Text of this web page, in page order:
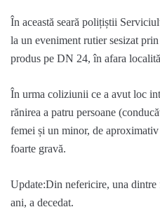
În această seară polițiștii
la un eveniment rutier sesizat
produs pe DN 24, în afara
În urma coliziunii ce a avut loc
rănirea a patru persoane
femei și un minor, de
foarte gravă.
Update:Din nefericire, una dintre
ani, a decedat.